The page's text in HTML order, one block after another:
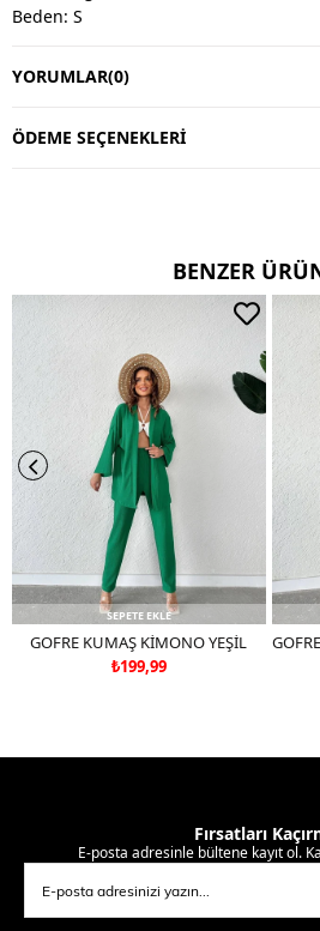
Beden: S
Değişim & İade
Değişim süresi 3 iş günüdür.
Ters çevirerek yıkayınız.
Çift renkli ürünlerde yıkama mendili
Deri ve süet ürünleri makinede
YORUMLAR(0)
ÖDEME SEÇENEKLERI
BENZER
SEPETE EKLE
GOFRE KUMAŞ KİMONO YEŞİL
₺199,99
Fırsatları
E-posta adresinle bültene kayıt ol.